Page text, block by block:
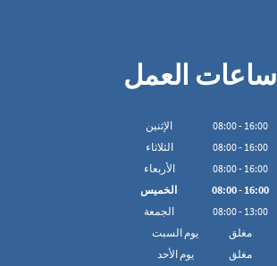
ساعات العمل
الإثنين 08:00- 16:00
الثلاثاء
08:00- 16:00
الأربعاء
08:00- 16:00
الخميس
08:00- 16:00
الجمعة
08:00- 13:00
يوم السبت
مغلق
يوم الأحد
مغلق